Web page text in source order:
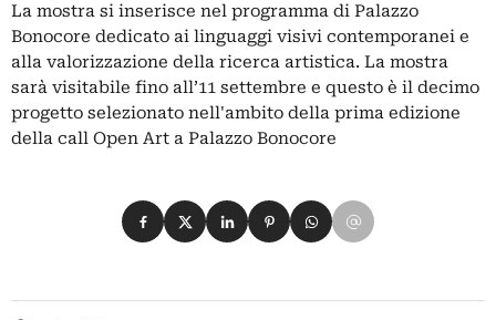
La mostra si inserisce nel programma di Palazzo
Bonocore dedicato ai linguaggi visivi contemporanei e
alla valorizzazione della ricerca artistica. La mostra
sarà visitabile fino all’11 settembre e questo è il decimo
progetto selezionato nell'ambito della prima edizione
della call Open Art a Palazzo Bonocore
Condividi su Facebook
Condividi su X
Condividi su LinkedIn
Condividi su Pinterest
Condividi su WhatsApp
Condividi su Email